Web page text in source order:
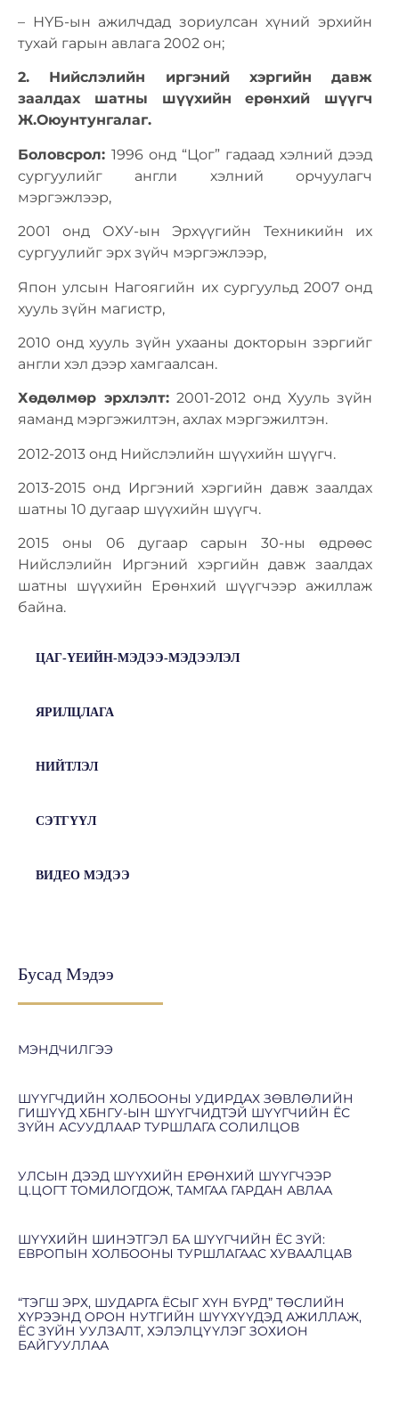
– НҮБ-ын ажилчдад зориулсан хүний эрхийн
тухай гарын авлага 2002 он;
2. Нийслэлийн иргэний хэргийн давж
заалдах шатны шүүхийн ерөнхий шүүгч
Ж.Оюунтунгалаг.
Боловсрол: 1996 онд “Цог” гадаад хэлний дээд
сургуулийг англи хэлний орчуулагч
мэргэжлээр,
2001 онд ОХУ-ын Эрхүүгийн Техникийн их
сургуулийг эрх зүйч мэргэжлээр,
Япон улсын Нагоягийн их сургуульд 2007 онд
хууль зүйн магистр,
2010 онд хууль зүйн ухааны докторын зэргийг
англи хэл дээр хамгаалсан.
Хөдөлмөр эрхлэлт: 2001-2012 онд Хууль зүйн
яаманд мэргэжилтэн, ахлах мэргэжилтэн.
2012-2013 онд Нийслэлийн шүүхийн шүүгч.
2013-2015 онд Иргэний хэргийн давж заалдах
шатны 10 дугаар шүүхийн шүүгч.
2015 оны 06 дугаар сарын 30-ны өдрөөс
Нийслэлийн Иргэний хэргийн давж заалдах
шатны шүүхийн Ерөнхий шүүгчээр ажиллаж
байна.
ЦАГ-ҮЕИЙН-МЭДЭЭ-МЭДЭЭЛЭЛ
ЯРИЛЦЛАГА
НИЙТЛЭЛ
СЭТГҮҮЛ
ВИДЕО МЭДЭЭ
Бусад Мэдээ
МЭНДЧИЛГЭЭ
ШҮҮГЧДИЙН ХОЛБООНЫ УДИРДАХ ЗӨВЛӨЛИЙН
ГИШҮҮД ХБНГУ-ЫН ШҮҮГЧИДТЭЙ ШҮҮГЧИЙН ЁС
ЗҮЙН АСУУДЛААР ТУРШЛАГА СОЛИЛЦОВ
УЛСЫН ДЭЭД ШҮҮХИЙН ЕРӨНХИЙ ШҮҮГЧЭЭР
Ц.ЦОГТ ТОМИЛОГДОЖ, ТАМГАА ГАРДАН АВЛАА
ШҮҮХИЙН ШИНЭТГЭЛ БА ШҮҮГЧИЙН ЁС ЗҮЙ:
ЕВРОПЫН ХОЛБООНЫ ТУРШЛАГААС ХУВААЛЦАВ
“ТЭГШ ЭРХ, ШУДАРГА ЁСЫГ ХҮН БҮРД” ТӨСЛИЙН
ХҮРЭЭНД ОРОН НУТГИЙН ШҮҮХҮҮДЭД АЖИЛЛАЖ,
ЁС ЗҮЙН УУЛЗАЛТ, ХЭЛЭЛЦҮҮЛЭГ ЗОХИОН
БАЙГУУЛЛАА